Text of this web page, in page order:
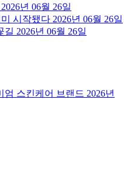
2026년 06월 26일
미 시작됐다 2026년 06월 26일
길 2026년 06월 26일
엄 스킨케어 브랜드 2026년